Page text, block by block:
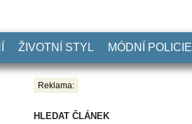
ŽIVOTNÍ STYL MÓDNÍ POLICIE
Reklama:
HLEDAT ČLÁNEK